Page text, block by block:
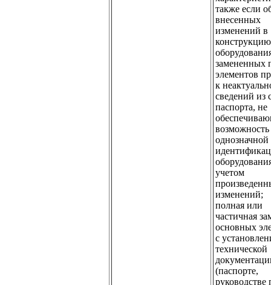
также если
внесенных
изменений в
конструкцию
замененных
элементов
к
сведений из
паспорта, не
возможность
однозначной
учетом
изменений;
полная или
частичная
основных
с
технической
(паспорте,
руководстве